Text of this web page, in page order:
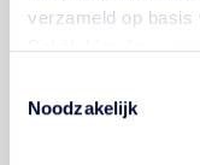
verzameld op basis
Noodzakelijk